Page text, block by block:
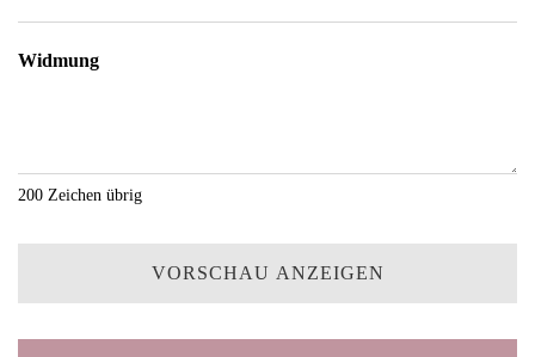
Widmung
200 Zeichen übrig
VORSCHAU ANZEIGEN